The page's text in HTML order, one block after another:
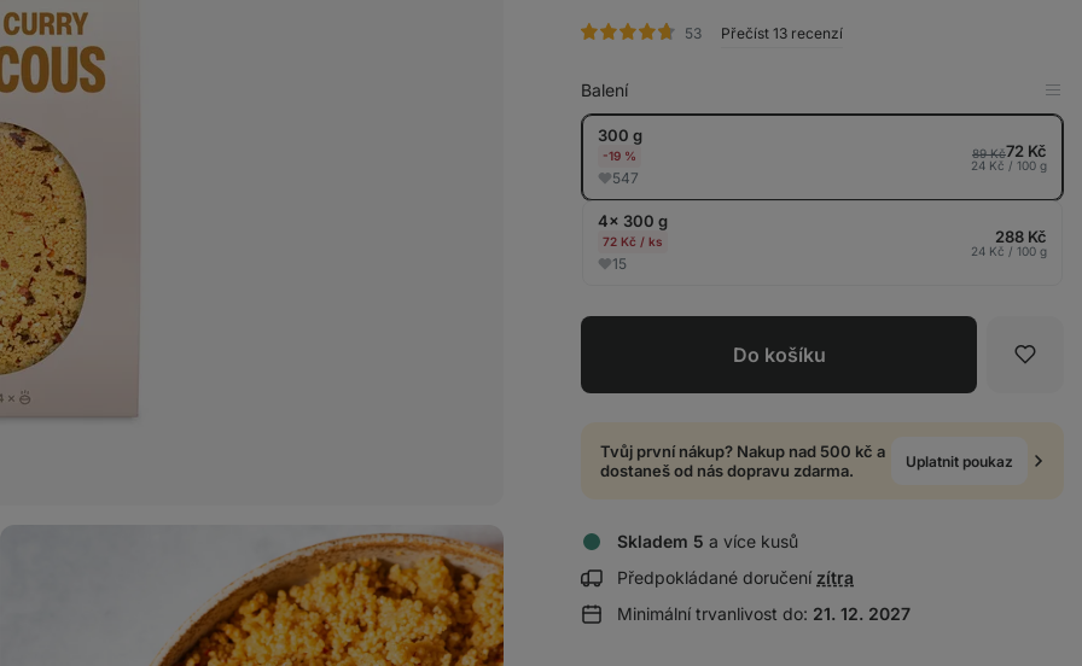
53hodnocení
Přečíst 13 recenzí
Balení
v
300 g
-19 %
547
89 Kč72 Kč
24 Kč / 100 g
4× 300 g
72 Kč / ks
15
288 Kč
24 Kč / 100 g
Do košíku
Tvůj první nákup? Nakup nad 500 kč a
dostaneš od nás dopravu zdarma.
Uplatnit poukaz
Skladem 5 a více kusů
Předpokládané doručení Zobrazit
o
zítra
Minimální trvanlivost do: 21. 12. 2027